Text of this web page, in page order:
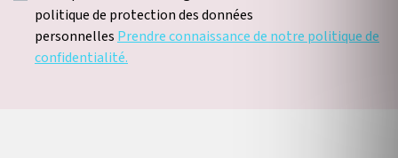
politique de protection des données
personnelles Prendre connaissance de notre politique de
confidentialité.